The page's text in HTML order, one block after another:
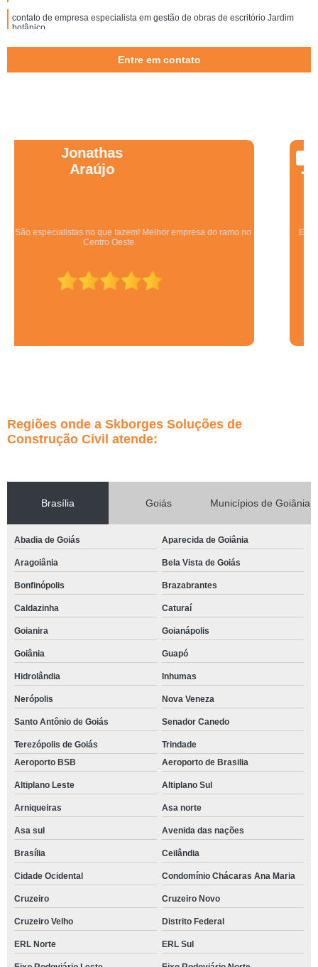
contato de empresa especialista em gestão de obras de escritório Jardim
botânico
Entre em contato
Wanessa
Equipe qualificada, atendimento muito pontual e de forma organizada.
Preza pela qualidade, bom gosto e preço justo.
Regiões onde a Skborges Soluções de
Construção Civil atende:
Brasília Goiás Municípios de Goiânia
Abadia de Goiás Aparecida de Goiânia
Aragoiânia Bela Vista de Goiás
Bonfinópolis Brazabrantes
Caldazinha Caturaí
Goianira Goianápolis
Goiânia Guapó
Hidrolândia Inhumas
Nerópolis Nova Veneza
Santo Antônio de Goiás Senador Canedo
Terezópolis de Goiás
Trindade
Aeroporto BSB
Aeroporto de Brasilia
Altiplano Leste Altiplano Sul
Arniqueiras Asa norte
Asa sul Avenida das nações
Brasília Ceilândia
Cidade Ocidental Condomínio Chácaras Ana Maria
Cruzeiro Cruzeiro Novo
Cruzeiro Velho Distrito Federal
ERL Norte ERL Sul